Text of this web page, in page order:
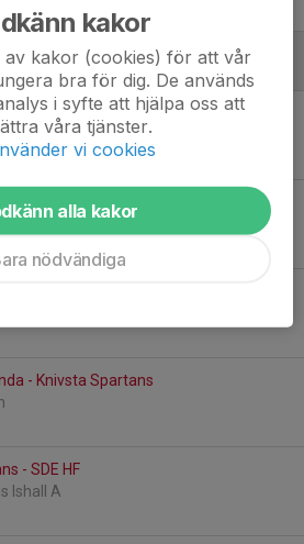
- Almtuna IS
& Kultur
Knivsta Spartans
- Knivsta Spartans
- SDE HF
Ishall A
kakor
av kakor (cookies) för att vår
bra för dig. De används
i syfte att hjälpa oss att
våra tjänster.
vi cookies
alla kakor
nödvändiga